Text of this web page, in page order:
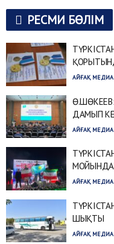
РЕСМИ БӨЛІМ
АЙҒАҚ МЕДИА
ДАМЫП
АЙҒАҚ МЕДИА
АЙҒАҚ МЕДИА
ШЫҚТЫ
АЙҒАҚ МЕДИА